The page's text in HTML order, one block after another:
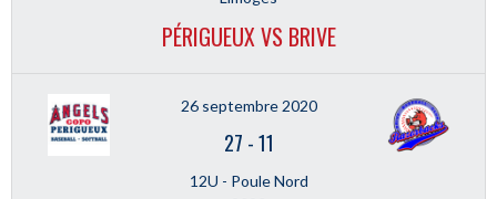
PÉRIGUEUX VS BRIVE
26 septembre 2020
27 -11
12U - Poule Nord